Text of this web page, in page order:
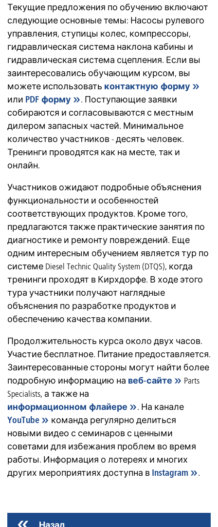
Текущие предложения по обучению включают
следующие основные темы: Насосы рулевого
управления, ступицы колес, компрессоры,
гидравлическая система наклона кабины и
гидравлическая система сцепления. Если вы
заинтересовались обучающим курсом, вы
можете использовать контактную форму
или PDF форму
. Поступающие заявки
собираются и согласовываются с местным
дилером запасных частей. Минимальное
количество участников - десять человек.
Тренинги проводятся как на месте, так и
онлайн.
Участников ожидают подробные объяснения
функциональности и особенностей
соответствующих продуктов. Кроме того,
предлагаются также практические занятия по
диагностике и ремонту повреждений. Еще
одним интересным обучением является тур по
системе Diesel Technic Quality System (DTQS), когда
тренинги проходят в Кирхдорфе. В ходе этого
тура участники получают наглядные
объяснения по разработке продуктов и
обеспечению качества компании.
Продолжительность курса около двух часов.
Участие бесплатное. Питание предоставляется.
Заинтересованные стороны могут найти более
подробную информацию на веб-сайте
Parts
Specialists, а также на
информационном флайере
. На канале
YouTube
команда регулярно делиться
новыми видео с семинаров с ценными
советами для избежания проблем во время
работы. Информация о лотереях и многих
других мероприятиях доступна в Instagram .